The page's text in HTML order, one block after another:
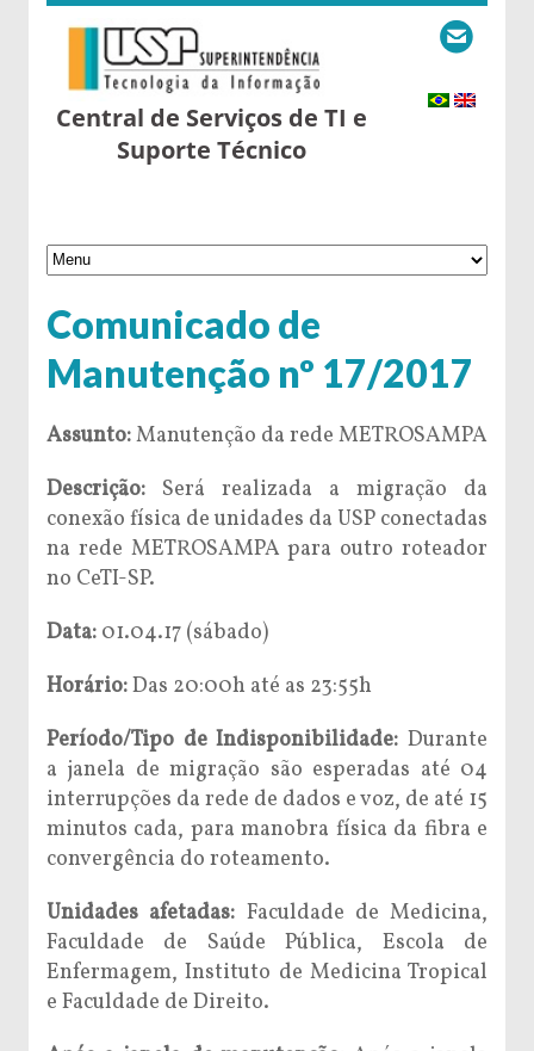
Central de Serviços de TI e
Suporte Técnico
Comunicado de
Manutenção nº 17/2017
Assunto:Manutenção da rede METROSAMPA
Descrição: Será realizada a migração da
conexão física de unidades da USP conectadas
na rede METROSAMPA para outro roteador
no CeTI-SP.
Data: 01.04.17 (sábado)
Horário:Das 20:00h até as 23:55h
Período/Tipo de Indisponibilidade: Durante
a janela de migração são esperadas até 04
interrupções da rede de dados e voz, de até 15
minutos cada, para manobra física da fibra e
convergência do roteamento.
Unidades afetadas: Faculdade de Medicina,
Faculdade de Saúde Pública, Escola de
Enfermagem, Instituto de Medicina Tropical
e Faculdade de Direito.